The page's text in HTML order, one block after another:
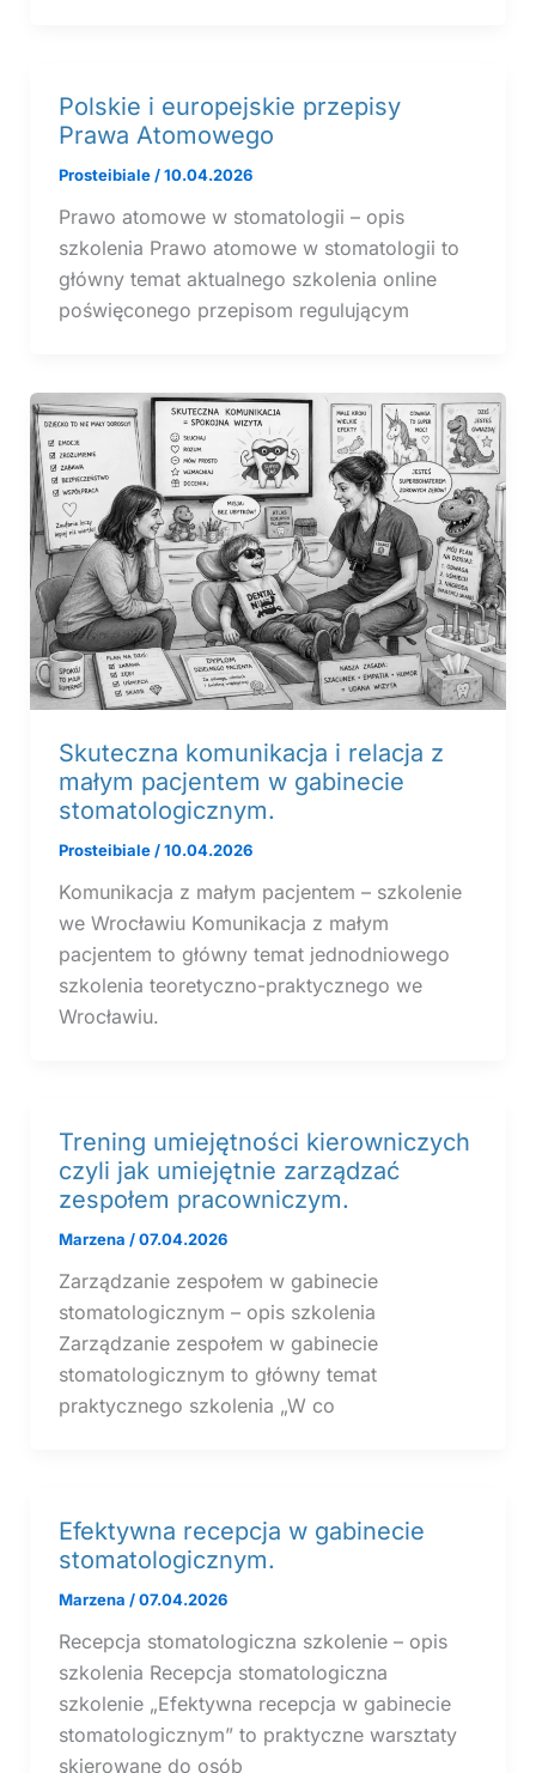
Polskie i europejskie przepisy
Prawa Atomowego
Prosteibiale /10.04.2026
Prawo atomowe w stomatologii – opis
szkolenia Prawo atomowe w stomatologii to
główny temat aktualnego szkolenia online
poświęconego przepisom regulującym
Skuteczna komunikacja i relacja z
małym pacjentem w gabinecie
stomatologicznym.
Prosteibiale/10.04.2026
Komunikacja z małym pacjentem – szkolenie
we Wrocławiu Komunikacja z małym
pacjentem to główny temat jednodniowego
szkolenia teoretyczno-praktycznego we
Wrocławiu.
Trening umiejętności kierowniczych
czyli jak umiejętnie zarządzać
zespołem pracowniczym.
Marzena /07.04.2026
Zarządzanie zespołem w gabinecie
stomatologicznym – opis szkolenia
Zarządzanie zespołem w gabinecie
stomatologicznym to główny temat
praktycznego szkolenia „W co
Efektywna recepcja w gabinecie
stomatologicznym.
Marzena /07.04.2026
Recepcja stomatologiczna szkolenie – opis
szkolenia Recepcja stomatologiczna
szkolenie „Efektywna recepcja w gabinecie
stomatologicznym” to praktyczne warsztaty
skierowane do osób